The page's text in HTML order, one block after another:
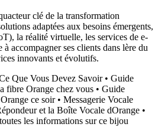
clé de la transformation
adaptées aux besoins émergents,
la réalité virtuelle, les services de e-
à accompagner ses clients dans lère du
innovants et évolutifs.
Que Vous Devez Savoir• Guide
fibre Orange chez vous • Guide
ce soir• Messagerie Vocale
et la Boîte Vocale dOrange •
les informations sur ce bijou